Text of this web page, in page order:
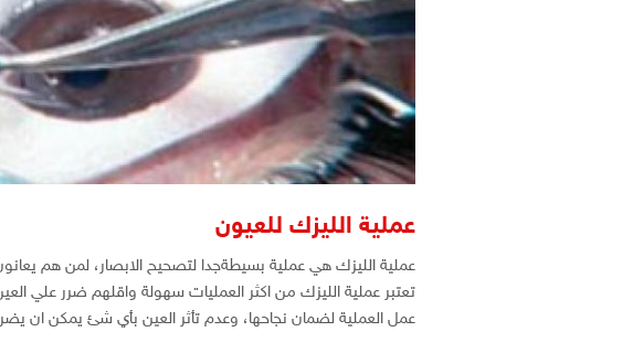
عملية الليزك للعيون
عملية الليزك هي عملية بسيطةجدا لتصحيح الابصار، لمن هم
تعتبر عملية الليزك من اكثر العمليات سهولة واقلهم ضرر علي
عمل العملية لضمان نجاحها، وعدم تأثر العين بأي شئ يمكن ان